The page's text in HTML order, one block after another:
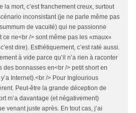
la mort, c’est franchement creux, surtout
inconsistant (je ne parle même pas
de vacuité) qui ne passionne
ce ne<br /> sont même pas les «maux»
dire). Esthétiquement, c’est raté aussi.
à vide parce qu’il n’a rien à raconter
des bonnasses en<br /> petit short en
Internet).<br /> Pour Inglourious
Peut-être la grande déception de
m’a davantage (et négativement)
venant juste après. En tout cas, j’ai